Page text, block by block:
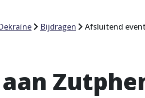
Bijdragen Afsluitend